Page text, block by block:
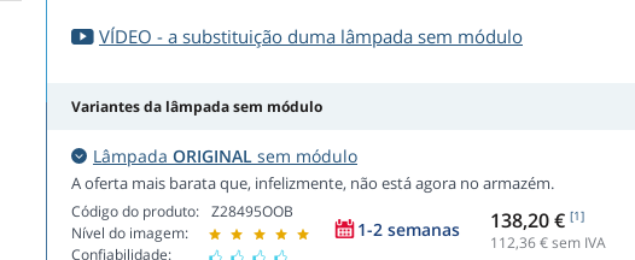
VÍDEO - a substituição duma lâmpada sem módulo
Variantes da lâmpada sem módulo
Lâmpada ORIGINAL sem módulo
A oferta mais barata que, infelizmente, não está agora no armazém.
Código do produto:
Nível do imagem:
Confiabilidade:
Z28495OOB
1-2 semanas 138,20 € [1]
112,36€ sem IVA